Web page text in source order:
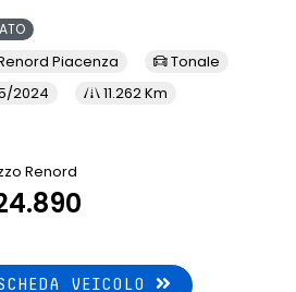
Piacenza
Tonale
2024
11.262 Km
Renord
VEICOLO